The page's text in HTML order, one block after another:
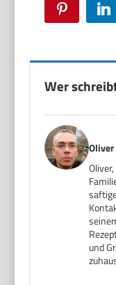
Pinterest
Wer
Oliver
und